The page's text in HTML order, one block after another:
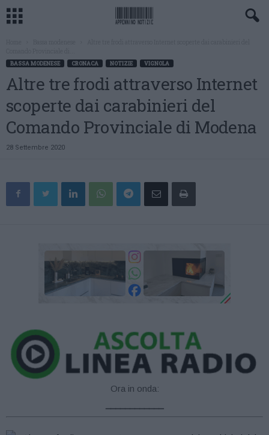
BASSA MODENESE CRONACA NOTIZIE VIGNOLA
Altre tre frodi attraverso Internet
scoperte dai carabinieri del
Comando Provinciale di Modena
28 Settembre 2020
Ora in onda: